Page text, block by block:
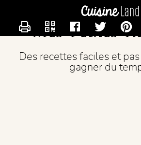
Mes Petites
Des recettes faciles et
gagner du
CONTACTER